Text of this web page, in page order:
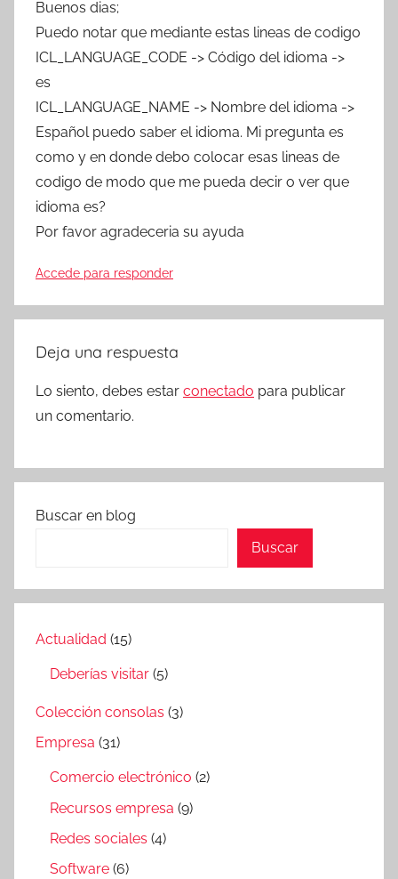
Buenos dias;
Puedo notar que mediante estas lineas de codigo
ICL_LANGUAGE_CODE -> Código del idioma ->
es
ICL_LANGUAGE_NAME -> Nombre del idioma ->
Español puedo saber el idioma. Mi pregunta es
como y en donde debo colocar esas lineas de
codigo de modo que me pueda decir o ver que
idioma es?
Por favor agradeceria su ayuda
Accede para responder
Deja una respuesta
Lo siento, debes estar conectado para publicar
un comentario.
Buscar en blog
Buscar
Actualidad (15)
Deberías visitar (5)
Colección consolas (3)
Empresa (31)
Comercio electrónico (2)
Recursos empresa (9)
Redes sociales (4)
Software (6)